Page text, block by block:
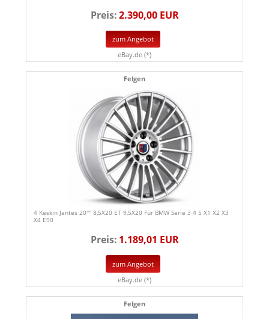
Preis:2.390,00 EUR
zum Angebot
eBay.de (*)
Felgen
4 Keskin Jantes 20'''' 8,5X20 ET 9,5X20 Für BMW Serie 3 4 5 X1 X2 X3
X4 E90
Preis: 1.189,01 EUR
zum Angebot
eBay.de (*)
Felgen